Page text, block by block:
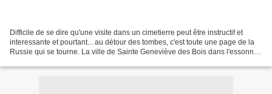
Difficile de se dire qu'une visite dans un cimetierre peut être instructif et
interessante et pourtant... au détour des tombes, c'est toute une page de la
Russie qui se tourne. La ville de Sainte Geneviève des Bois dans l'essonne